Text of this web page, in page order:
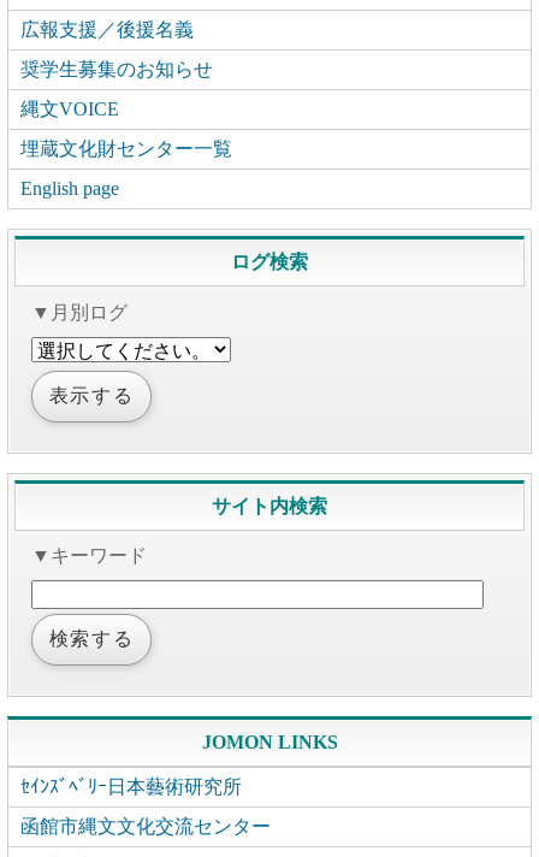
広報支援／後援名義
奨学生募集のお知らせ
縄文VOICE
埋蔵文化財センター一覧
English page
ログ検索
▼月別ログ
サイト内検索
▼キーワード
JOMON LINKS
ｾｲﾝｽﾞﾍﾞﾘｰ日本藝術研究所
函館市縄文文化交流センター